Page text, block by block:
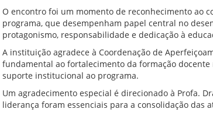
O encontro foi um momento de reconhecimento ao
programa, que desempenham papel central no
protagonismo, responsabilidade e dedicação à
A instituição agradece à Coordenação de
fundamental ao fortalecimento da formação docente
suporte institucional ao programa.
Um agradecimento especial é direcionado à Profa.
liderança foram essenciais para a consolidação das